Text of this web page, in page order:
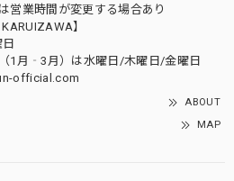
営業時間が変更する場合あり
KARUIZAWA】
1月‐3月）は水曜日/木曜日/金曜日
official.com
ABOUT
MAP